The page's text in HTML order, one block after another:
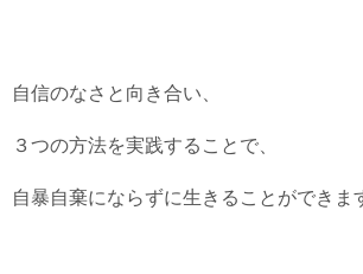
自信のなさと向き合い、
３つの方法を実践することで、
自暴自棄にならずに生きることができま